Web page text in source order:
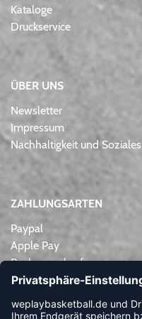
Kataloge
Druckservice
ÜBER UNS
Newsletter
Impressum
Nachhaltigkeit und Soziales
ZAHLUNGSARTEN
Paypal
Apple Pay
Rechnungskauf
Lastschrift
Kreditkarte
Vorkasse